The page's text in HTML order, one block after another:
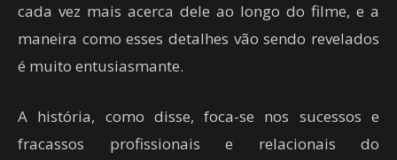
cada vez mais acerca dele ao longo do filme, e a
maneira como esses detalhes vão sendo revelados
é muito entusiasmante.
A história, como disse, foca-se nos sucessos e
fracassos profissionais e relacionais do